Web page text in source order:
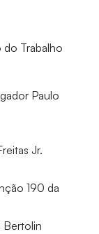
Trabalho
Paulo
Jr.
190 da
Bertolin